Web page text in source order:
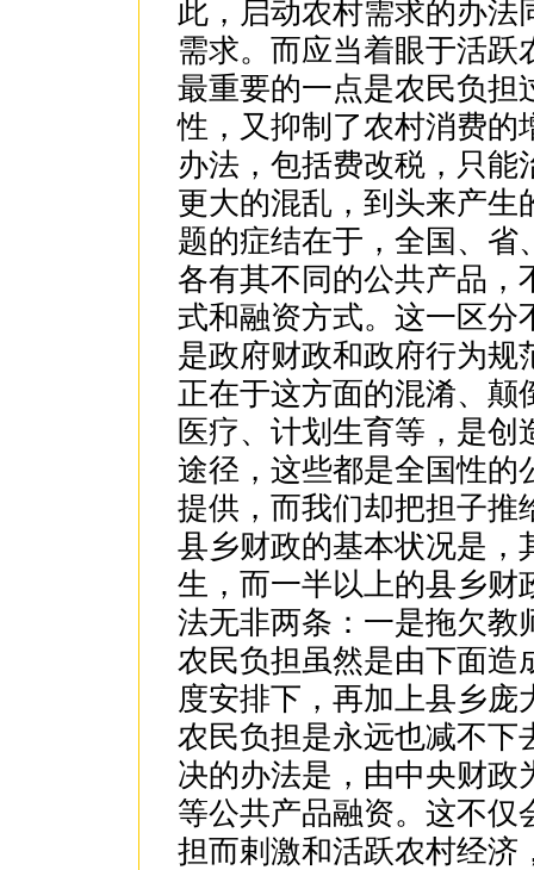
此，启动农村需求的办
需求。而应当着眼于活
最重要的一点是农民负担
性，又抑制了农村消费的
办法，包括费改税，只
更大的混乱，到头来产生
题的症结在于，全国、省
各有其不同的公共产品，
式和融资方式。这一区分
是政府财政和政府行为规
正在于这方面的混淆、颠
医疗、计划生育等，是
途径，这些都是全国性的
提供，而我们却把担子推
县乡财政的基本状况是，
生，而一半以上的县乡财
法无非两条：一是拖欠教
农民负担虽然是由下面造
度安排下，再加上县乡
农民负担是永远也减不下
决的办法是，由中央财政
等公共产品融资。这不仅
担而剌激和活跃农村经济